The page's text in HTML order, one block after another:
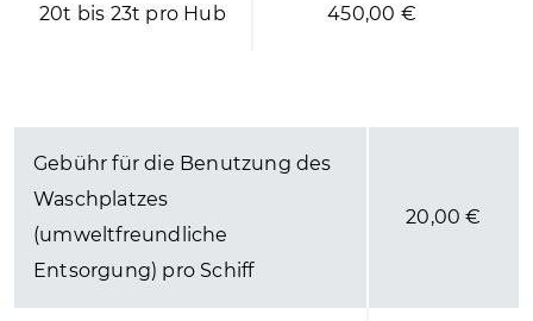
20t bis 23t pro Hub 450,00 €
Gebühr für die Benutzung des
Waschplatzes
(umweltfreundliche
Entsorgung) pro Schiff
20,00 €